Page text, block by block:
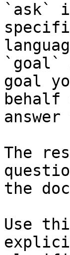
`ask`
`goal`
goal
The
the
Use